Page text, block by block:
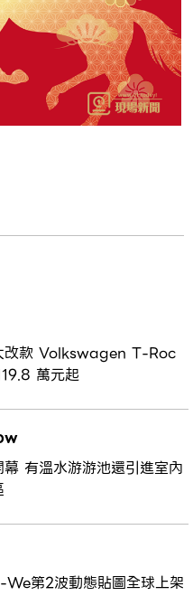
改款 Volkswagen T-Roc
萬元起
有溫水游游池還引進室內
第2波動態貼圖全球上架